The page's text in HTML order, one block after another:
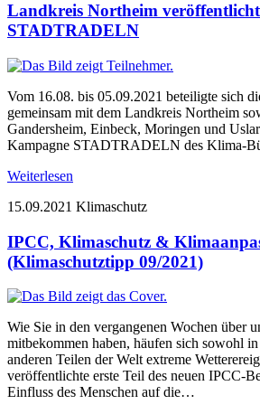
Landkreis Northeim
STADTRADELN
Vom 16.08. bis 05.09.2021 beteiligte sich
gemeinsam mit dem Landkreis Northeim
Gandersheim, Einbeck, Moringen und
Kampagne STADTRADELN des Klima-
Weiterlesen
15.09.2021 Klimaschutz
IPCC, Klimaschutz &
(Klimaschutztipp 09/2021)
Wie Sie in den vergangenen Wochen über
mitbekommen haben, häufen sich sowohl
anderen Teilen der Welt extreme
veröffentlichte erste Teil des neuen IPCC-
Einfluss des Menschen auf die…